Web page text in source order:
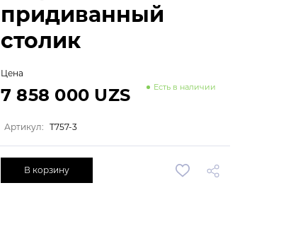
придиванный
столик
Цена
Есть в наличии
7 858 000 UZS
Артикул: T757-3
В корзину